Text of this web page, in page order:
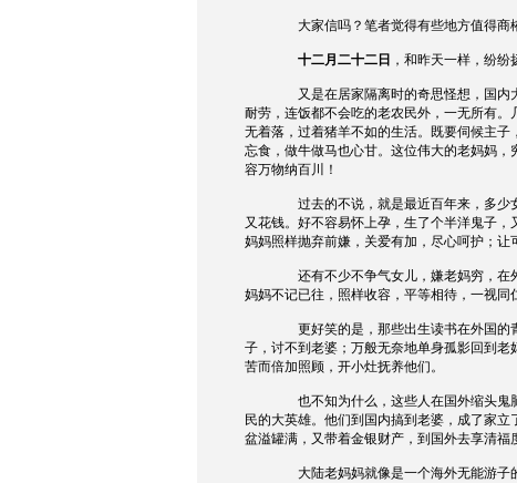
大家信吗？笔者觉得有些地方值得商
十二月二十二日 ，和昨天一样，纷纷
又是在居家隔离时的奇思怪想，国
耐劳，连饭都不会吃的老农民外，一无所有
无着落，过着猪羊不如的生活。既要伺候主
忘食，做牛做马也心甘。这位伟大的老妈妈，
容万物纳百川！
过去的不说，就是最近百年来，多
又花钱。好不容易怀上孕，生了个半洋鬼子
妈妈照样抛弃前嫌，关爱有加，尽心呵护；让
还有不少不争气女儿，嫌老妈穷，
妈妈不记已往，照样收容，平等相待，一视同
更好笑的是，那些出生读书在外国
子，讨不到老婆；万般无奈地单身孤影回到
苦而倍加照顾，开小灶抚养他们。
也不知为什么，这些人在国外缩头
民的大英雄。他们到国内搞到老婆，成了家
盆溢罐满，又带着金银财产，到国外去享清福
大陆老妈妈就像是一个海外无能游